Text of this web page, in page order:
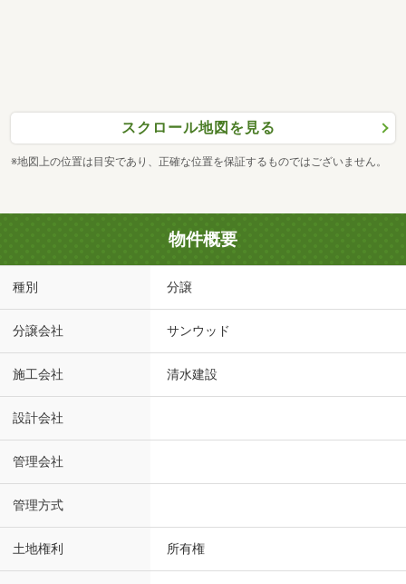
スクロール地図を見る
※地図上の位置は目安であり、正確な位置を保証するものではございません。
物件概要
種別 分譲
分譲会社 サンウッド
施工会社 清水建設
設計会社
管理会社
管理方式
土地権利 所有権